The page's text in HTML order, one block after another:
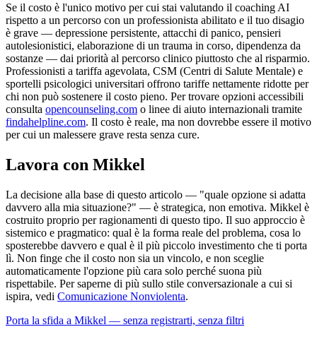
Se il costo è l'unico motivo per cui stai valutando il coaching AI
rispetto a un percorso con un professionista abilitato e il tuo disagio
è grave — depressione persistente, attacchi di panico, pensieri
autolesionistici, elaborazione di un trauma in corso, dipendenza da
sostanze — dai priorità al percorso clinico piuttosto che al risparmio.
Professionisti a tariffa agevolata, CSM (Centri di Salute Mentale) e
sportelli psicologici universitari offrono tariffe nettamente ridotte per
chi non può sostenere il costo pieno. Per trovare opzioni accessibili
consulta opencounseling.com o linee di aiuto internazionali tramite
findahelpline.com. Il costo è reale, ma non dovrebbe essere il motivo
per cui un malessere grave resta senza cure.
Lavora con Mikkel
La decisione alla base di questo articolo — "quale opzione si adatta
davvero alla mia situazione?" — è strategica, non emotiva. Mikkel è
costruito proprio per ragionamenti di questo tipo. Il suo approccio è
sistemico e pragmatico: qual è la forma reale del problema, cosa lo
sposterebbe davvero e qual è il più piccolo investimento che ti porta
lì. Non finge che il costo non sia un vincolo, e non sceglie
automaticamente l'opzione più cara solo perché suona più
rispettabile. Per saperne di più sullo stile conversazionale a cui si
ispira, vedi Comunicazione Nonviolenta.
Porta la sfida a Mikkel — senza registrarti, senza filtri